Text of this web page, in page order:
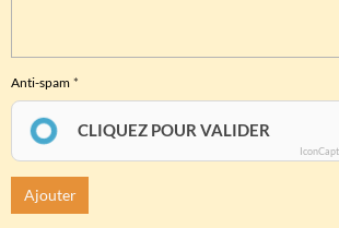
Anti-spam
CLIQUEZ POUR VALIDER
Ajouter